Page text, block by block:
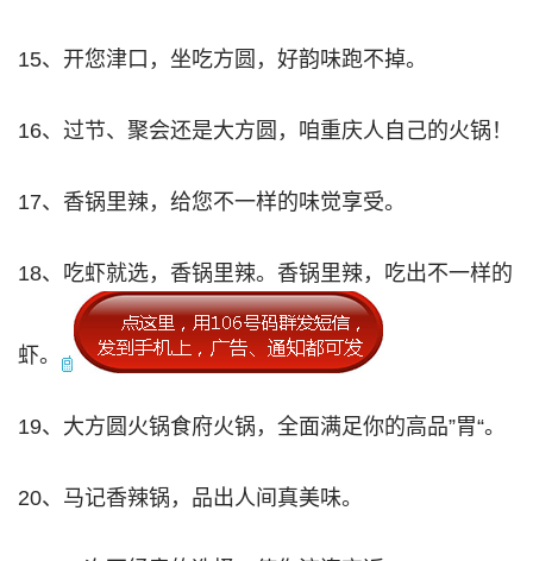
15、开您津口，坐吃方圆，好韵味跑不掉。
16、过节、聚会还是大方圆，咱重庆人自己的火锅！
17、香锅里辣，给您不一样的味觉享受。
18、吃虾就选，香锅里辣。香锅里辣，吃出不一样的
虾。
19、大方圆火锅食府火锅，全面满足你的高品”胃“。
20、马记香辣锅，品出人间真美味。